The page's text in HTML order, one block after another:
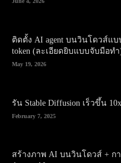
ติดตั้ง AI agent บนวินโดวส์แบ
token (ละเอียดยิบแบบจับมือทำ
May 19, 2026
รัน Stable Diffusion เร็วขึ้น
February 7, 2025
สร้างภาพ AI บนวินโดวส์ + ก